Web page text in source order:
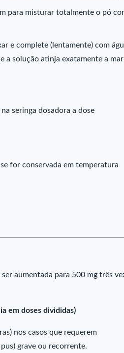
para misturar totalmente o pó
e complete (lentamente) com
a solução atinja exatamente a
seringa dosadora a dose
for conservada em temperatura
aumentada para 500 mg três
em doses divididas)
nos casos que requerem
grave ou recorrente.